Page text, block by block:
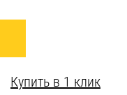
Купить в 1 клик